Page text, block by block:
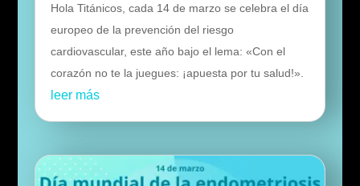
Hola Titánicos, cada 14 de marzo se celebra el día
europeo de la prevención del riesgo
cardiovascular, este año bajo el lema: «Con el
corazón no te la juegues: ¡apuesta por tu salud!».
leer más